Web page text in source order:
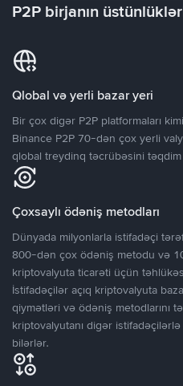
P2P birjanın
Qlobal və yerli bazar yeri
Bir çox digər P2P platformaları
Binance P2P 70-dən çox yerli
qlobal treydinq təcrübəsini
Çoxsaylı ödəniş metodları
Dünyada milyonlarla istifadəçi
800-dən çox ödəniş metodu və
kriptovalyuta ticarəti üçün
İstifadəçilər açıq kriptovalyuta
qiymətləri və ödəniş metodlarını
kriptovalyutanı digər
bilərlər.